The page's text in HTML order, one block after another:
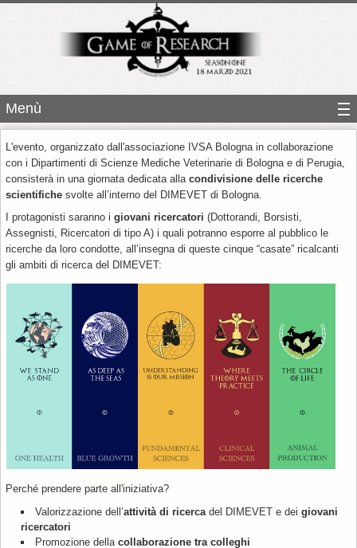
Menù
L'evento, organizzato dall'associazione IVSA Bologna in collaborazione
con i Dipartimenti di Scienze Mediche Veterinarie di Bologna e di Perugia,
consisterà in una giornata dedicata alla condivisione delle ricerche
scientifiche svolte all’interno del DIMEVET di Bologna.
I protagonisti saranno i giovani ricercatori (Dottorandi, Borsisti,
Assegnisti, Ricercatori di tipo A) i quali potranno esporre al pubblico le
ricerche da loro condotte, all’insegna di queste cinque “casate” ricalcanti
gli ambiti di ricerca del DIMEVET:
Perché prendere parte all'iniziativa?
Valorizzazione dell’attività di ricercadel DIMEVET e dei giovani
ricercatori
Promozione della collaborazione tra colleghi